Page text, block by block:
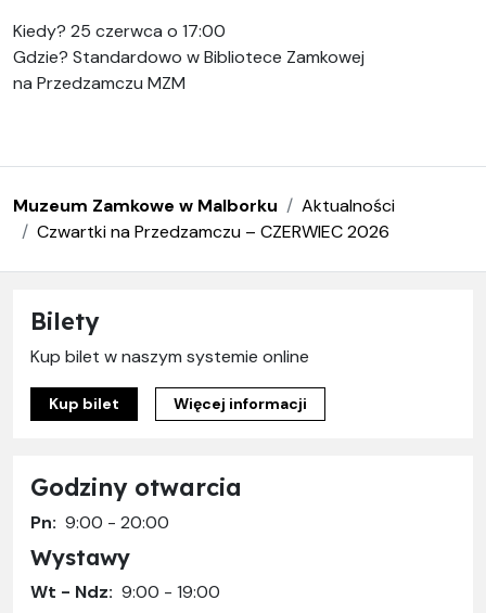
Kiedy? 25 czerwca o 17:00
Gdzie? Standardowo w Bibliotece Zamkowej
na Przedzamczu MZM
Muzeum Zamkowe w Malborku
Aktualności
Czwartki na Przedzamczu – CZERWIEC 2026
Bilety
Kup bilet w naszym systemie online
Kup bilet Więcej informacji
Godziny otwarcia
Pn: 9:00 - 20:00
Wystawy
Wt - Ndz: 9:00 - 19:00